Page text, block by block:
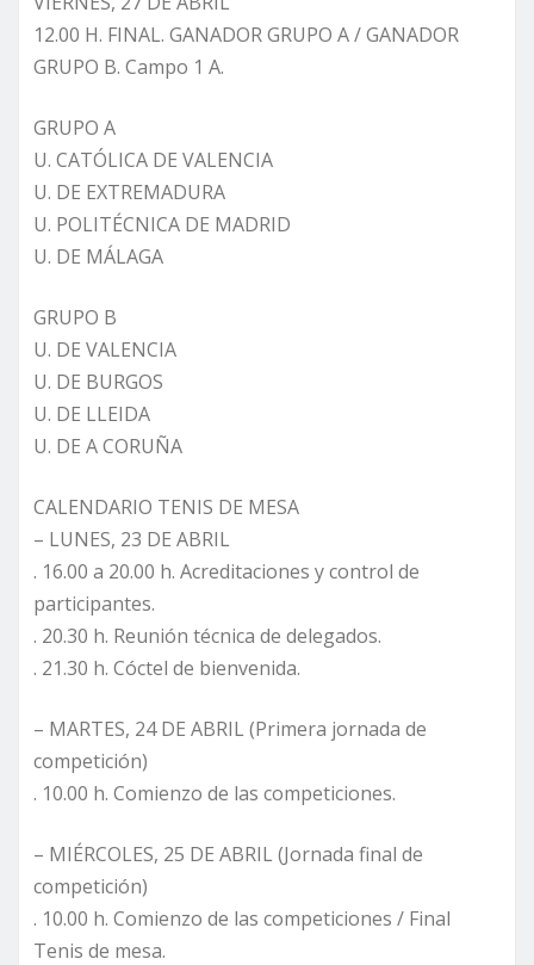
12.00 H. FINAL. GANADOR GRUPO A / GANADOR
GRUPO B. Campo 1 A.
GRUPO A
U. CATÓLICA DE VALENCIA
U. DE EXTREMADURA
U. POLITÉCNICA DE MADRID
U. DE MÁLAGA
GRUPO B
U. DE VALENCIA
U. DE BURGOS
U. DE LLEIDA
U. DE A CORUÑA
CALENDARIO TENIS DE MESA
– LUNES, 23 DE ABRIL
. 16.00 a 20.00 h. Acreditaciones y control de
participantes.
. 20.30 h. Reunión técnica de delegados.
. 21.30 h. Cóctel de bienvenida.
– MARTES, 24 DE ABRIL (Primera jornada de
competición)
. 10.00 h. Comienzo de las competiciones.
– MIÉRCOLES, 25 DE ABRIL (Jornada final de
competición)
. 10.00 h. Comienzo de las competiciones / Final
Tenis de mesa.